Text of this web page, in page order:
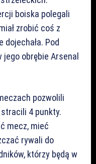
boiska polegali
zrobić coś z
dojechała. Pod
jego obrębie Arsenal
pozwolili
stracili 4 punkty.
mecz, mieć
rywali do
którzy będą w